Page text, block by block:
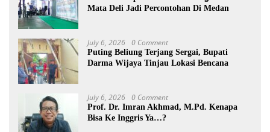
Mata Deli Jadi Percontohan Di Medan
July 6, 2026 0 Comment
Puting Beliung Terjang Sergai, Bupati
Darma Wijaya Tinjau Lokasi Bencana
July 6, 2026 0 Comment
Prof. Dr. Imran Akhmad, M.Pd. Kenapa
Bisa Ke Inggris Ya…?